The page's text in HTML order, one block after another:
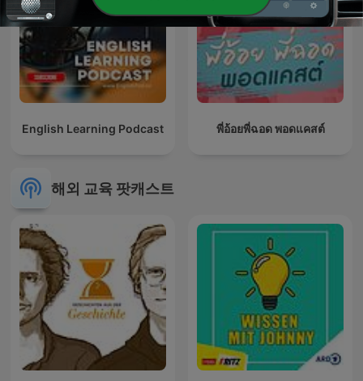
English Learning Podcast พี่อ้อยพี่ฉอด พอดแคสต์
해외 교육 팟캐스트